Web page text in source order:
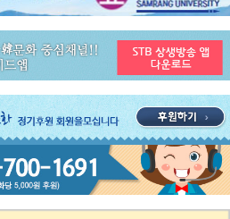
애 복구 안내
주간 추천 프로그램
주간 추천 프로그램